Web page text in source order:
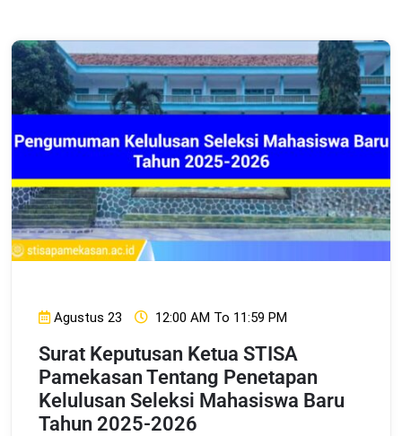
Agustus 23 12:00 AM To 11:59 PM
Surat Keputusan Ketua STISA
Pamekasan Tentang Penetapan
Kelulusan Seleksi Mahasiswa Baru
Tahun 2025-2026